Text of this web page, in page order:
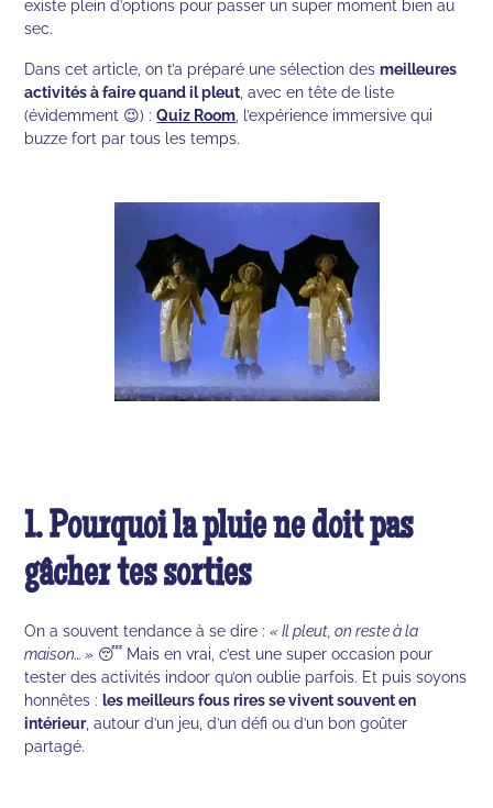
existe plein d’options pour passer un super moment bien au
sec.
Dans cet article, on t’a préparé une sélection desmeilleures
activités à faire quand il pleut , avec en tête de liste
(évidemment 😉) :Quiz Room , l’expérience immersive qui
buzze fort par tous les temps.
1. Pourquoi la pluie ne doit pas
gâcher tes sorties
On a souvent tendance à se dire :« Il pleut, on reste à la
maison… » 😴 Mais en vrai, c’est une super occasion pour
tester des activités indoor qu’on oublie parfois. Et puis soyons
honnêtes :les meilleurs fous rires se vivent souvent en
intérieur, autour d’un jeu, d’un défi ou d’un bon goûter
partagé.